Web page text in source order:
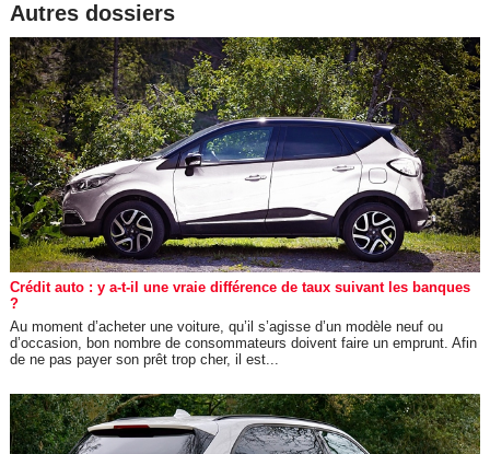
Autres dossiers
Crédit auto : y a-t-il une vraie différence de taux suivant les banques
?
Au moment d’acheter une voiture, qu’il s’agisse d’un modèle neuf ou
d’occasion, bon nombre de consommateurs doivent faire un emprunt. Afin
de ne pas payer son prêt trop cher, il est...